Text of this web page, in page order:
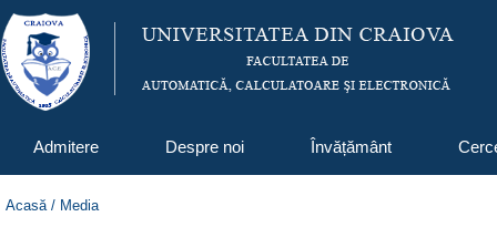
Admitere Despre noi Învățământ
Acasă/ Media